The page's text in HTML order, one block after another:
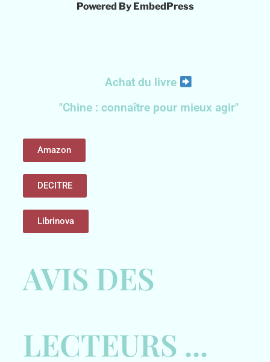
Powered By EmbedPress
Achat du livre
"Chine : connaître pour mieux agir"
Amazon
DECITRE
Librinova
AVIS DES
LECTEURS ...